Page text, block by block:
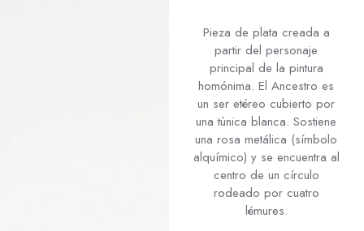
Pieza de plata creada a
partir del personaje
principal de la pintura
homónima. El Ancestro es
un ser etéreo cubierto por
una túnica blanca. Sostiene
una rosa metálica (símbolo
alquímico) y se encuentra al
centro de un círculo
rodeado por cuatro
lémures.